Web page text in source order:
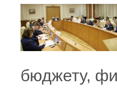
бюджету,